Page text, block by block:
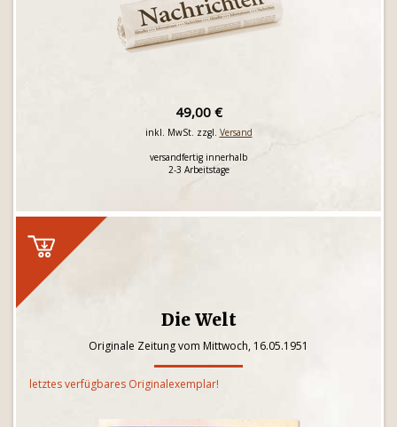
49,00 €
inkl. MwSt. zzgl. Versand
versandfertig innerhalb
2-3 Arbeitstage
Die Welt
Originale Zeitung vom Mittwoch, 16.05.1951
letztes verfügbares Originalexemplar!